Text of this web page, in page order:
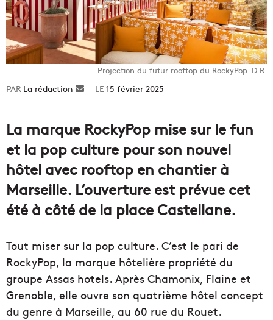
Projection du futur rooftop du RockyPop. D.R.
La rédaction
Envoyer15 février 2025
La marque RockyPop mise sur le fun
et la pop culture pour son nouvel
hôtel avec rooftop en chantier à
Marseille. L’ouverture est prévue cet
été à côté de la place Castellane.
Tout miser sur la pop culture. C’est le pari de
RockyPop, la marque hôtelière propriété du
groupe Assas hotels. Après Chamonix, Flaine et
Grenoble, elle ouvre son quatrième hôtel concept
du genre à Marseille, au 60 rue du Rouet.